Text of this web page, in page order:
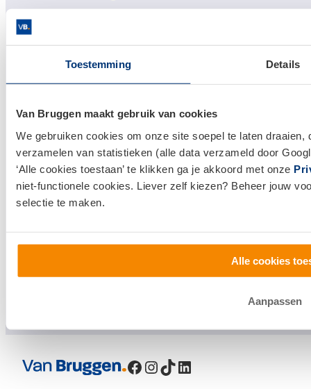
Toestemming Details
Van Bruggen maakt gebruik van cookies
We gebruiken cookies om onze site soepel te laten
verzamelen van statistieken (alle data verzameld door
‘Alle cookies toestaan’ te klikken ga je akkoord met onze
niet-functionele cookies. Liever zelf kiezen? Beheer jouw
selectie te maken.
Alle cookies
Aanpassen
Huis verkopen
Bezoek een vestiging
bij jou in de buurt, of neem
contact met ons op.
0800 1600
Facebook
Instagram
TikTok
LinkedIn